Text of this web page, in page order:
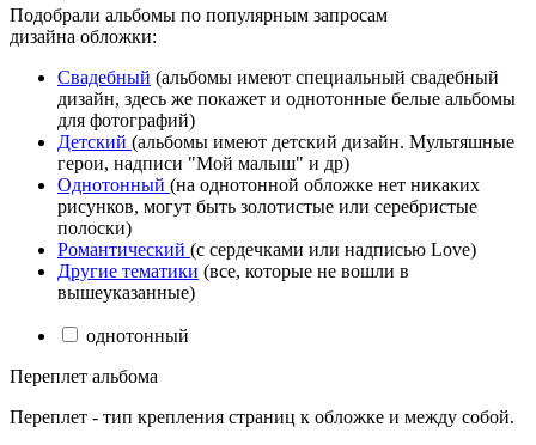
Подобрали альбомы по популярным запросам
дизайна обложки:
Свадебный (альбомы имеют специальный свадебный
дизайн, здесь же покажет и однотонные белые альбомы
для фотографий)
Детский (альбомы имеют детский дизайн. Мультяшные
герои, надписи "Мой малыш" и др)
Однотонный (на однотонной обложке нет никаких
рисунков, могут быть золотистые или серебристые
полоски)
Романтический (с сердечками или надписью Love)
Другие тематики (все, которые не вошли в
вышеуказанные)
однотонный
Переплет альбома
Переплет - тип крепления страниц к обложке и между собой.